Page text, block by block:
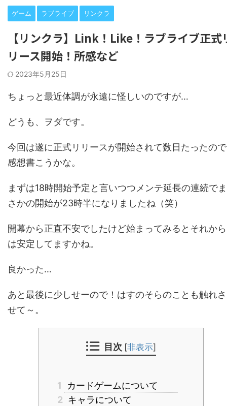
ゲーム ラブライブ リンクラ
【リンクラ】Link！Like！ラブライブ正式
リース開始！所感など
2023年5月25日
ちょっと最近体調が永遠に怪しいのですが…
どうも、ヲダです。
今回は遂に正式リリースが開始されて数日たったので
感想書こうかな。
まずは18時開始予定と言いつつメンテ延長の連続でま
さかの開始が23時半になりましたね（笑）
開幕から正直不安でしたけど始まってみるとそれから
は安定してますかね。
良かった…
あと最後に少しせーので！はすのそらのことも触れさ
せて～。
目次 [非表示]
1
カードゲームについて
2 キャラについて